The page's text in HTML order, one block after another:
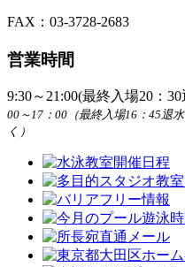
FAX：03-3728-2683
営業時間
9:30～21:00(最終入場20
00～17：00（最終入場16：45
く）